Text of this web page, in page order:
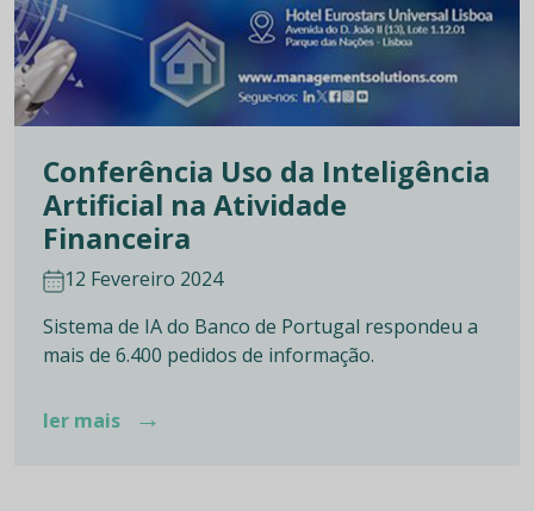
Conferência Uso da Inteligência
Artificial na Atividade
Financeira
12 Fevereiro 2024
Sistema de IA do Banco de Portugal respondeu a
mais de 6.400 pedidos de informação.
ler mais →